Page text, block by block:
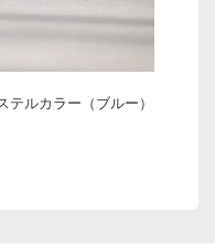
ルカラー（ブルー）